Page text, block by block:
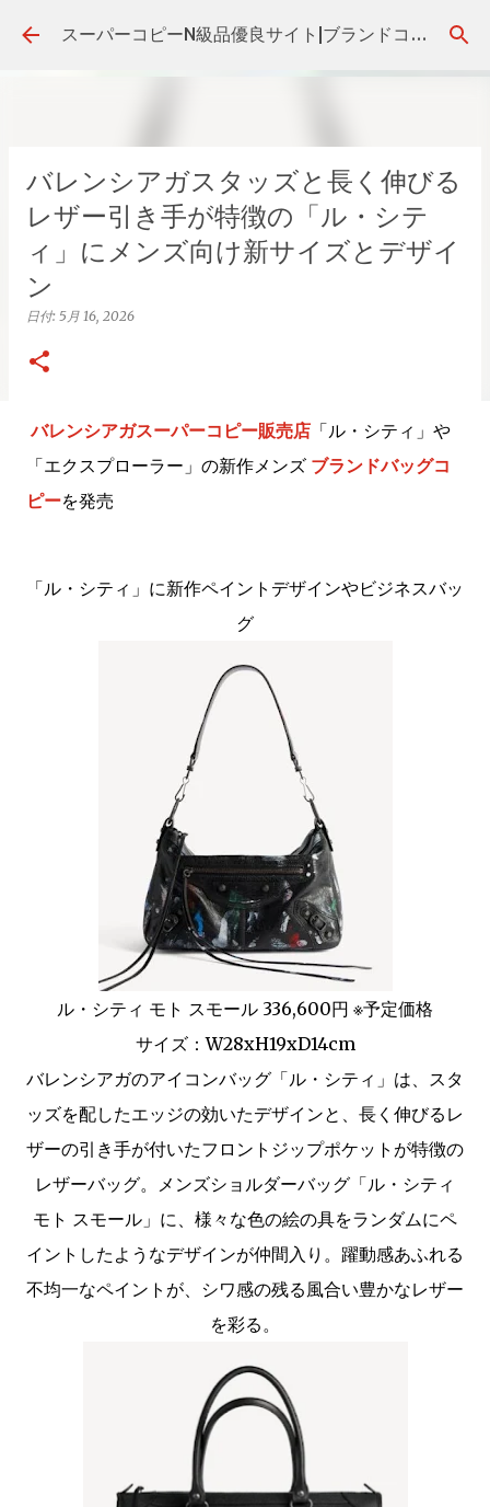
スキップしてメイン コンテンツに移動 スーパーコピーN級品優良サイト|ブランドコピー代引き・後払いの販売店！
バレンシアガスタッズと長く伸びる
レザー引き手が特徴の「ル・シテ
ィ」にメンズ向け新サイズとデザイ
ン
日付: 5月 16, 2026
バレンシアガスーパーコピー販売店 「ル・シティ」や
「エクスプローラー」の新作メンズ ブランドバッグコ
ピーを発売
「ル・シティ」に新作ペイントデザインやビジネスバッ
グ
ル・シティ モト スモール 336,600円 ※予定価格
サイズ：W28xH19xD14cm
バレンシアガのアイコンバッグ「ル・シティ」は、スタ
ッズを配したエッジの効いたデザインと、長く伸びるレ
ザーの引き手が付いたフロントジップポケットが特徴の
レザーバッグ。メンズショルダーバッグ「ル・シティ
モト スモール」に、様々な色の絵の具をランダムにペ
イントしたようなデザインが仲間入り。躍動感あふれる
不均一なペイントが、シワ感の残る風合い豊かなレザー
を彩る。